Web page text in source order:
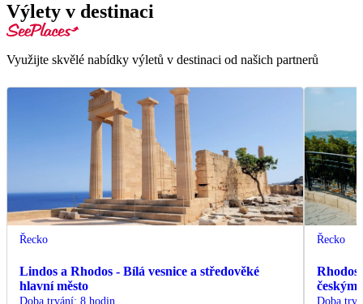
Výlety v destinaci
Využijte skvělé nabídky výletů v destinaci od našich partnerů
Řecko
Lindos a Rhodos - Bílá vesnice a středověké
hlavní město
Doba trvání: 8 hodin
Řecko
Rhodos
českým
Doba